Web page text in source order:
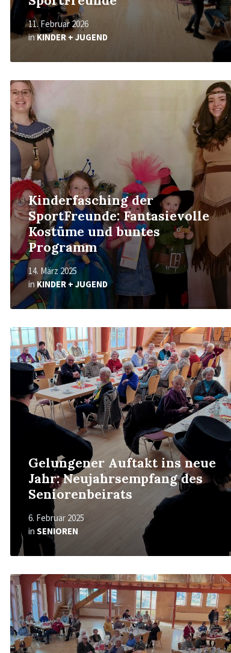
11. Februar 2026
inKINDER + JUGEND
Kinderfasching der
SportFreunde: Fantasievolle
Kostüme und buntes
Programm
14. März 2025
in KINDER + JUGEND
Read
More
Gelungener Auftakt ins neue
Jahr: Neujahrsempfang des
Seniorenbeirats
6. Februar 2025
in SENIOREN
Read
More
Read
More